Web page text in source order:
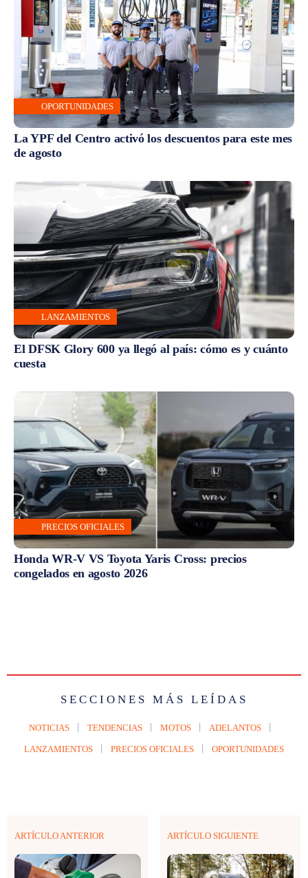
OPORTUNIDADES
La YPF del Centro activó los descuentos para este mes
de agosto
LANZAMIENTOS
El DFSK Glory 600 ya llegó al país: cómo es y cuánto
cuesta
PRECIOS OFICIALES
Honda WR-V VS Toyota Yaris Cross: precios
congelados en agosto 2026
SECCIONES MÁS LEÍDAS
NOTICIAS TENDENCIAS MOTOS ADELANTOS
LANZAMIENTOS PRECIOS OFICIALES OPORTUNIDADES
ARTÍCULO ANTERIOR ARTÍCULO SIGUIENTE